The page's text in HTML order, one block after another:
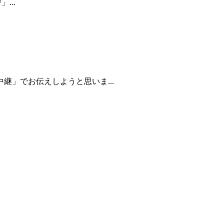
...
」でお伝えしようと思いま...